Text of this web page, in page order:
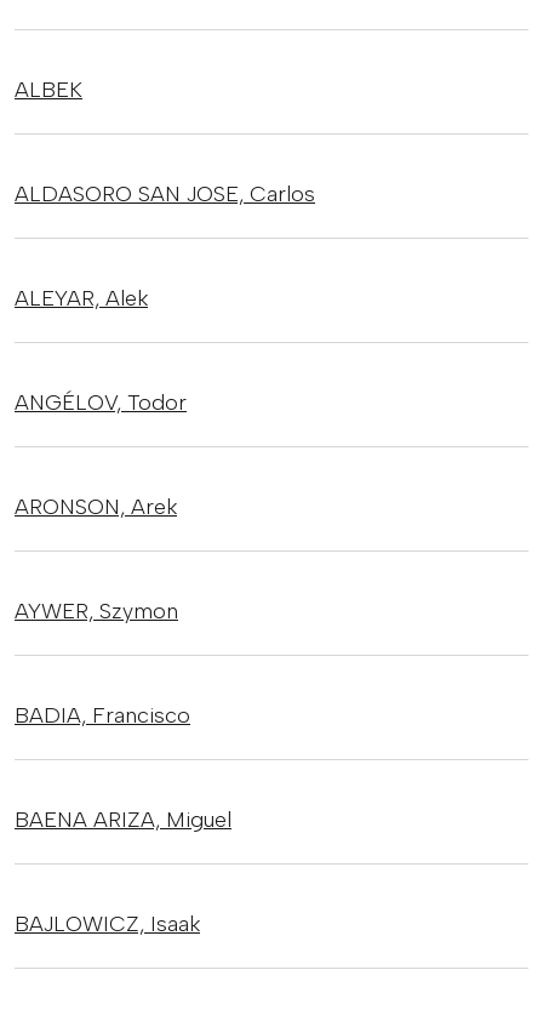
ALBEK
ALDASORO SAN JOSE, Carlos
ALEYAR, Alek
ANGÉLOV, Todor
ARONSON, Arek
AYWER, Szymon
BADIA, Francisco
BAENA ARIZA, Miguel
BAJLOWICZ, Isaak